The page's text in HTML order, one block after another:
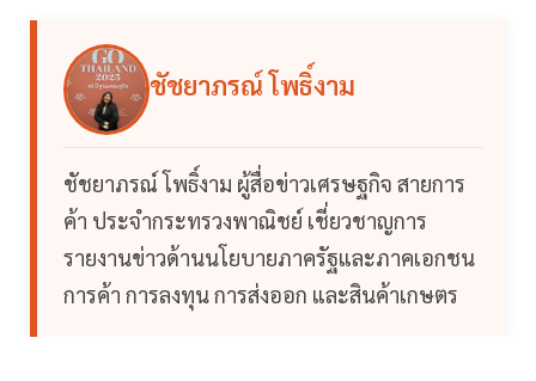
ชัชยาภรณ์ โพธิ์งาม
ชัชยาภรณ์ โพธิ์งาม ผู้สื่อข่าวเศรษฐกิจ สายการ
ค้า ประจำกระทรวงพาณิชย์ เชี่ยวชาญการ
รายงานข่าวด้านนโยบายภาครัฐและภาคเอกชน
การค้า การลงทุน การส่งออก และสินค้าเกษตร